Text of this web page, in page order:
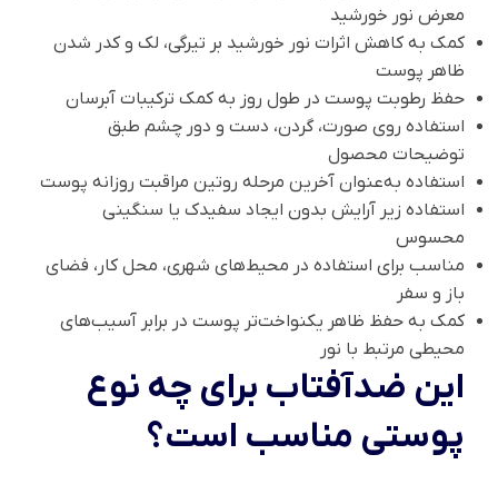
معرض نور خورشید
کمک به کاهش اثرات نور خورشید بر تیرگی، لک و کدر شدن
ظاهر پوست
حفظ رطوبت پوست در طول روز به کمک ترکیبات آبرسان
استفاده روی صورت، گردن، دست و دور چشم طبق
توضیحات محصول
استفاده به‌عنوان آخرین مرحله روتین مراقبت روزانه پوست
استفاده زیر آرایش بدون ایجاد سفیدک یا سنگینی
محسوس
مناسب برای استفاده در محیط‌های شهری، محل کار، فضای
باز و سفر
کمک به حفظ ظاهر یکنواخت‌تر پوست در برابر آسیب‌های
محیطی مرتبط با نور
این ضدآفتاب برای چه نوع
پوستی مناسب است؟